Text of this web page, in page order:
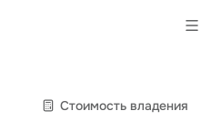
Cтоимость владения